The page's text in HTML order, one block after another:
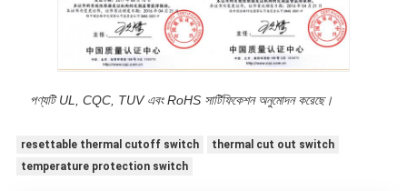
পণ্যটি UL, CQC, TUV এবং RoHS সার্টিফিকেশন অনুমোদন করেছে।
resettable thermal cutoff switch
thermal cut out switch
temperature protection switch